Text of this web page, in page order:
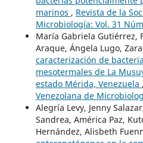
marinos , Revista de la
Microbiología: Vol. 31
María Gabriela Gutiérrez,
Araque, Ángela Lugo,
caracterización de
mesotermales de La
estado Mérida, Venezuela ,
Venezolana de
Alegría Levy, Jenny
Sandrea, América Paz,
Hernández, Alisbeth